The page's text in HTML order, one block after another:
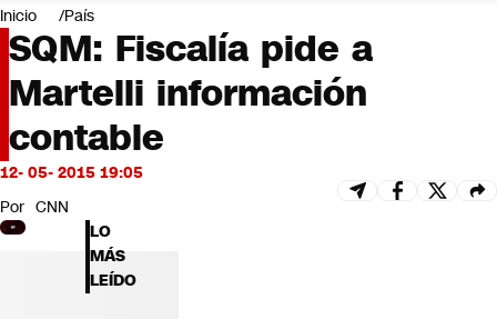
Negocios
Deportes
Programas completos
Cultura
Servicios
Bits
CNN tiempo
Futuro 360
Opinión
Inicio País
SQM: Fiscalía pide a
Martelli información
contable
12- 05- 2015 19:05
Por CNN
LO
MÁS
LEÍDO